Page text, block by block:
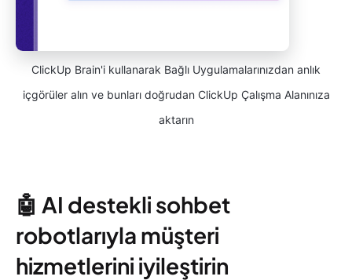
ClickUp Brain'i kullanarak Bağlı Uygulamalarınızdan anlık
içgörüler alın ve bunları doğrudan ClickUp Çalışma Alanınıza
aktarın
🤖 AI destekli sohbet
robotlarıyla müşteri
hizmetlerini iyileştirin